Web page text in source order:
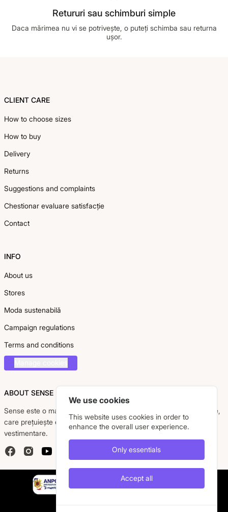
Retururi sau schimburi simple
Daca mărimea nu vi se potrivește, o puteți schimba sau returna
ușor.
CLIENT CARE
How to choose sizes
How to buy
Delivery
Returns
Suggestions and complaints
Chestionar evaluare satisfacție
Contact
INFO
About us
Stores
Moda sustenabilă
Campaign regulations
Terms and conditions
ABOUT SENSE
Sense este o marcă românească dedicată femeii moderne, active,
care prețuiește eleganța, confortul și calitatea pieselor
vestimentare.
FacebookInstagramYouTube
We use cookies
This website uses cookies in order to
enhance the overall user experience.
Only essentials
Accept all